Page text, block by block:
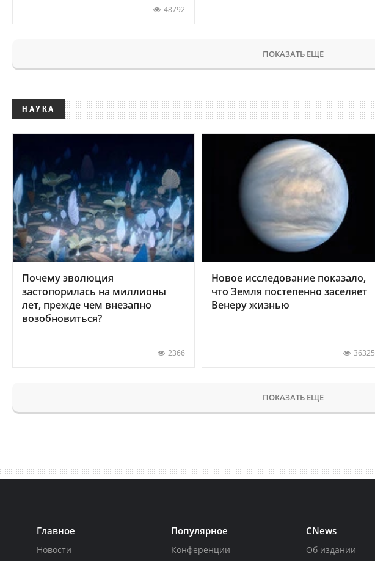
48792
ПОКАЗАТЬ ЕЩЕ
НАУКА
Почему эволюция
застопорилась на миллионы
лет, прежде чем внезапно
возобновиться?
2366
Новое исследование показало,
что Земля постепенно заселяет
Венеру жизнью
36325
ПОКАЗАТЬ ЕЩЕ
Главное
Новости
Популярное
Конференции
CNews
Об издании